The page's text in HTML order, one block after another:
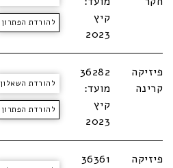
קיץ
2023
להורדת הפתרון
פיזיקה
קרינה
36282
מועד:
קיץ
2023
להורדת השאלון
להורדת הפתרון
פיזיקה
36361